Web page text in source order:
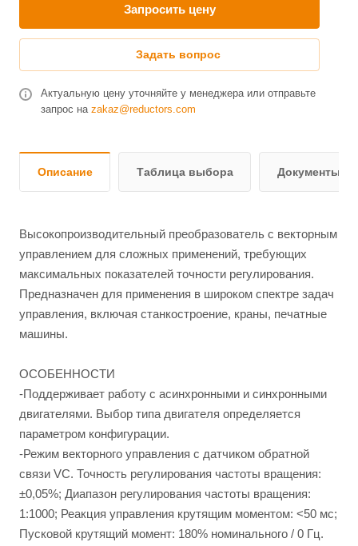
Запросить цену
Задать вопрос
Актуальную цену уточняйте у менеджера или отправьте
запрос на zakaz@reductors.com
Описание Таблица выбора Документы и
Высокопроизводительный преобразователь с векторным
управлением для сложных применений, требующих
максимальных показателей точности регулирования.
Предназначен для применения в широком спектре задач
управления, включая станкостроение, краны, печатные
машины.
ОСОБЕННОСТИ
-Поддерживает работу с асинхронными и синхронными
двигателями. Выбор типа двигателя определяется
параметром конфигурации.
-Режим векторного управления с датчиком обратной
связи VC. Точность регулирования частоты вращения:
±0,05%; Диапазон регулирования частоты вращения:
1:1000; Реакция управления крутящим моментом: <50 мс;
Пусковой крутящий момент: 180% номинального / 0 Гц.